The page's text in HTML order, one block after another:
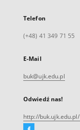
Telefon
(+48) 41 349 71 55
E-Mail
buk@ujk.edu.pl
Odwiedź nas!
http://buk.ujk.edu.pl/
Facebook